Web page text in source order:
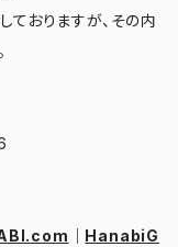
おりますが、その内
HanabiG